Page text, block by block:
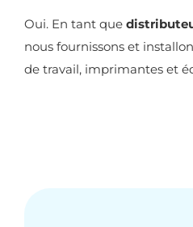
Oui. En tant que
nous fournissons et
de travail, imprimantes et